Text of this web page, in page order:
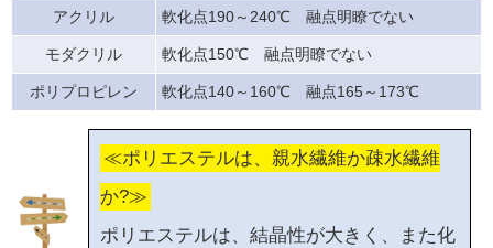
アクリル 軟化点190～240℃ 融点明瞭でない
モダクリル 軟化点150℃ 融点明瞭でない
ポリプロピレン 軟化点140～160℃ 融点165～173℃
≪ポリエステルは、親水繊維か疎水繊維
か?≫
ポリエステルは、結晶性が大きく、また化